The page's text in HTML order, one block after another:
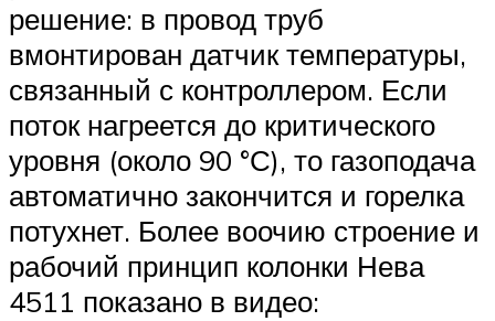
решение: в провод труб
вмонтирован датчик температуры,
связанный с контроллером. Если
поток нагреется до критического
уровня (около 90 °С), то газоподача
автоматично закончится и горелка
потухнет. Более воочию строение и
рабочий принцип колонки Нева
4511 показано в видео: